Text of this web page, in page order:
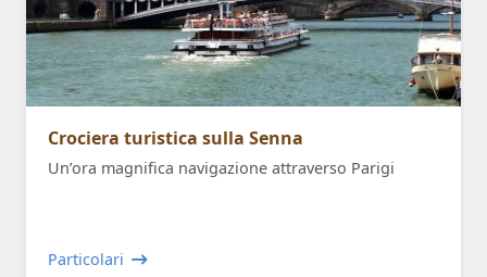
Crociera turistica sulla Senna
Un’ora magnifica navigazione attraverso Parigi
Particolari